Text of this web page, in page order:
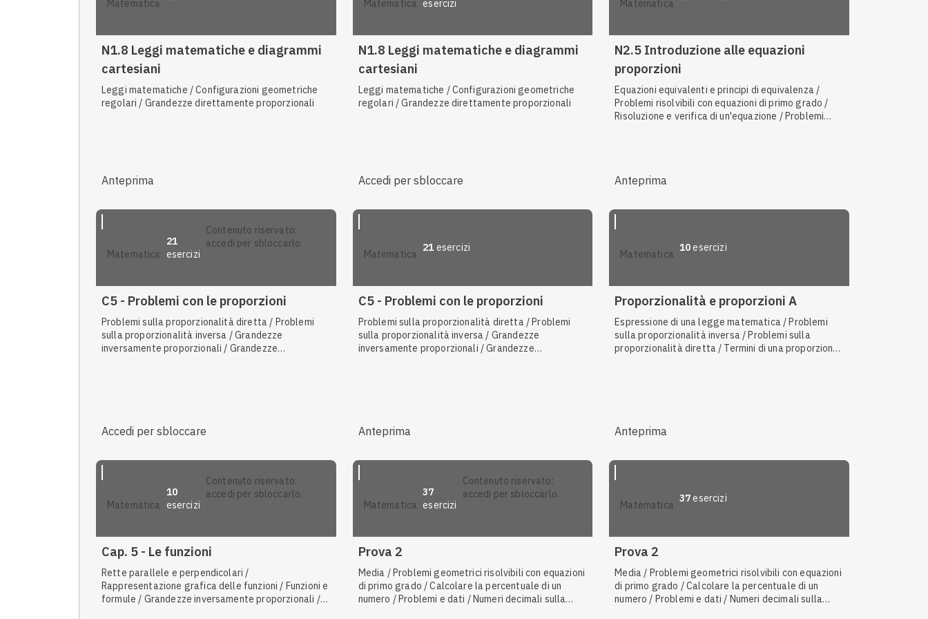
matematica
N1.8 Leggi matematiche e diagrammi
cartesiani
Leggi matematiche / Configurazioni geometriche
regolari / Grandezze direttamente proporzionali
Anteprima
matematica esercizi
N1.8 Leggi matematiche e diagrammi
cartesiani
Leggi matematiche / Configurazioni geometriche
regolari / Grandezze direttamente proporzionali
Accedi per sbloccare
matematica
N2.5 Introduzione alle equazioni
proporzioni
Equazioni equivalenti e principi di equivalenza /
Problemi risolvibili con equazioni di primo grado /
Risoluzione e verifica di un'equazione / Problemi
grandezze omogenee / Problemi con le proporzioni
Anteprima
matematica
21
esercizi
contenuto riservato:
accedi per sbloccarlo.
C5 - Problemi con le proporzioni
Problemi sulla proporzionalità diretta / Problemi
sulla proporzionalità inversa / Grandezze
inversamente proporzionali / Grandezze
Accedi per sbloccare
matematica
21 esercizi
C5 - Problemi con le proporzioni
Problemi sulla proporzionalità diretta / Problemi
sulla proporzionalità inversa / Grandezze
inversamente proporzionali / Grandezze
Anteprima
matematica
10 esercizi
Proporzionalità e proporzioni A
Espressione di una legge matematica / Problemi
sulla proporzionalità inversa / Problemi sulla
proporzionalità diretta / Termini di una proporzione
Anteprima
matematica
10
esercizi
contenuto riservato:
accedi per sbloccarlo.
Cap. 5 - Le funzioni
Rette parallele e perpendicolari /
Rappresentazione grafica delle funzioni / Funzioni e
formule / Grandezze inversamente proporzionali /
matematica
37
esercizi
contenuto riservato:
accedi per sbloccarlo.
Prova 2
Media / Problemi geometrici risolvibili con equazioni
di primo grado / Calcolare la percentuale di un
numero / Problemi e dati / Numeri decimali sulla
matematica
37 esercizi
Prova 2
Media / Problemi geometrici risolvibili con equazioni
di primo grado / Calcolare la percentuale di un
numero / Problemi e dati / Numeri decimali sulla